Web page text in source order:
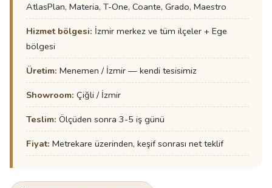
AtlasPlan, Materia, T-One, Coante, Grado, Maestro
Hizmet bölgesi: İzmir merkez ve tüm ilçeler + Ege
bölgesi
Üretim: Menemen / İzmir — kendi tesisimiz
Showroom: Çiğli / İzmir
Teslim: Ölçüden sonra 3-5 iş günü
Fiyat: Metrekare üzerinden, keşif sonrası net teklif